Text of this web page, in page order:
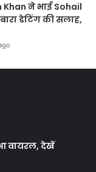
Khan ने भाई Sohail
डेटिंग की सलाह,
वायरल, देखें